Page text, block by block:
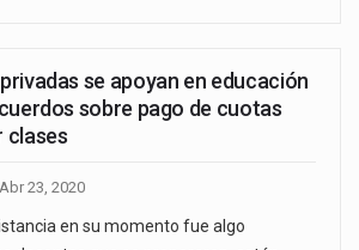
se apoyan en educación
sobre pago de cuotas
clases
Abr 23, 2020
en su momento fue algo